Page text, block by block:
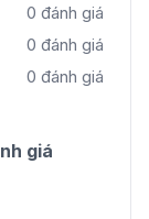
0 đánh giá
0 đánh giá
0 đánh giá
giá